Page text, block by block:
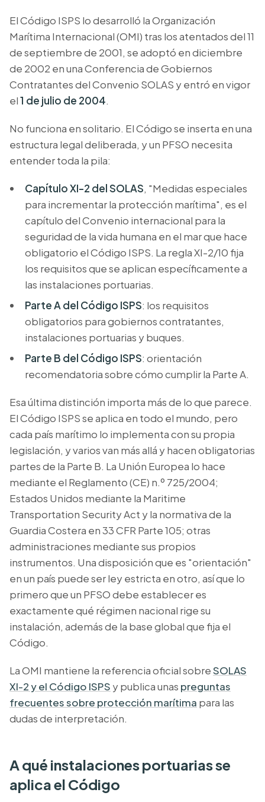
El Código ISPS lo desarrolló la Organización
Marítima Internacional (OMI) tras los atentados del 11
de septiembre de 2001, se adoptó en diciembre
de 2002 en una Conferencia de Gobiernos
Contratantes del Convenio SOLAS y entró en vigor
el1 de julio de 2004.
No funciona en solitario. El Código se inserta en una
estructura legal deliberada, y un PFSO necesita
entender toda la pila:
Capítulo XI-2 del SOLAS, "Medidas especiales
para incrementar la protección marítima", es el
capítulo del Convenio internacional para la
seguridad de la vida humana en el mar que hace
obligatorio el Código ISPS. La regla XI-2/10 fija
los requisitos que se aplican específicamente a
las instalaciones portuarias.
Parte A del Código ISPS: los requisitos
obligatorios para gobiernos contratantes,
instalaciones portuarias y buques.
Parte B del Código ISPS: orientación
recomendatoria sobre cómo cumplir la Parte A.
Esa última distinción importa más de lo que parece.
El Código ISPS se aplica en todo el mundo, pero
cada país marítimo lo implementa con su propia
legislación, y varios van más allá y hacen obligatorias
partes de la Parte B. La Unión Europea lo hace
mediante el Reglamento (CE) n.º 725/2004;
Estados Unidos mediante la Maritime
Transportation Security Act y la normativa de la
Guardia Costera en 33 CFR Parte 105; otras
administraciones mediante sus propios
instrumentos. Una disposición que es "orientación"
en un país puede ser ley estricta en otro, así que lo
primero que un PFSO debe establecer es
exactamente qué régimen nacional rige su
instalación, además de la base global que fija el
Código.
La OMI mantiene la referencia oficial sobreSOLAS
XI-2 y el Código ISPS y publica unas preguntas
frecuentes sobre protección marítima para las
dudas de interpretación.
A qué instalaciones portuarias se
aplica el Código